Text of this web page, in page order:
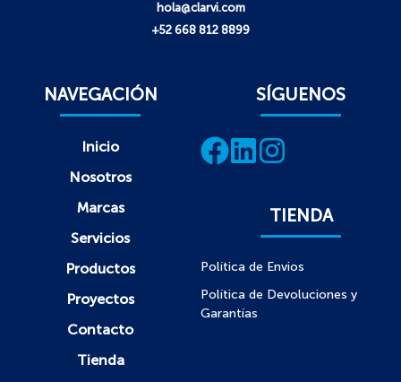
hola@clarvi.com
+52 668 812 8899
NAVEGACIÓN
Inicio
Nosotros
Marcas
Servicios
Productos
Proyectos
Contacto
Tienda
SÍGUENOS
TIENDA
Política de Envios
Política de Devoluciones y
Garantías